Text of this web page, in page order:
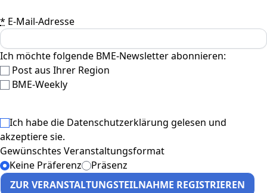
* E-Mail-Adresse
Ich möchte folgende BME-Newsletter abonnieren:
Post aus Ihrer Region
BME-Weekly
Ich habe die Datenschutzerklärung gelesen und
akzeptiere sie.
Gewünschtes Veranstaltungsformat
Keine Präferenz
Präsenz
ZUR VERANSTALTUNGSTEILNAHME REGISTRIEREN